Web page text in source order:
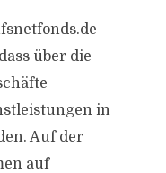
über die
in
Auf der
auf